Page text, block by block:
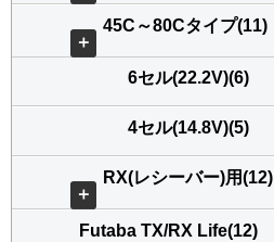
＋
45C～80Cタイプ(11)
6セル(22.2V)(6)
4セル(14.8V)(5)
＋
RX(レシーバー)用(12)
Futaba TX/RX Life(12)